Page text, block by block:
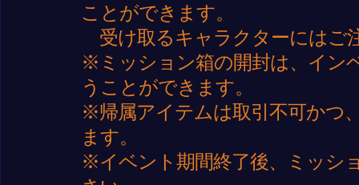
ことができます。
受け取るキャラクターにはご
※ミッション箱の開封は、イン
うことができます。
※帰属アイテムは取引不可かつ
ます。
※イベント期間終了後、ミッシ